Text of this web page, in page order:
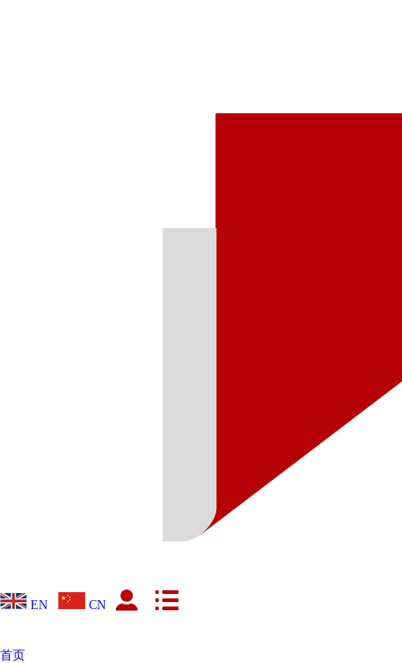
EN CN
首页